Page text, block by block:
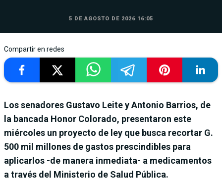
5 DE AGOSTO DE 2026 16:05
Compartir en redes
Los senadores Gustavo Leite y Antonio Barrios, de
la bancada Honor Colorado, presentaron este
miércoles un proyecto de ley que busca recortar G.
500 mil millones de gastos prescindibles para
aplicarlos -de manera inmediata- a medicamentos
a través del Ministerio de Salud Pública.